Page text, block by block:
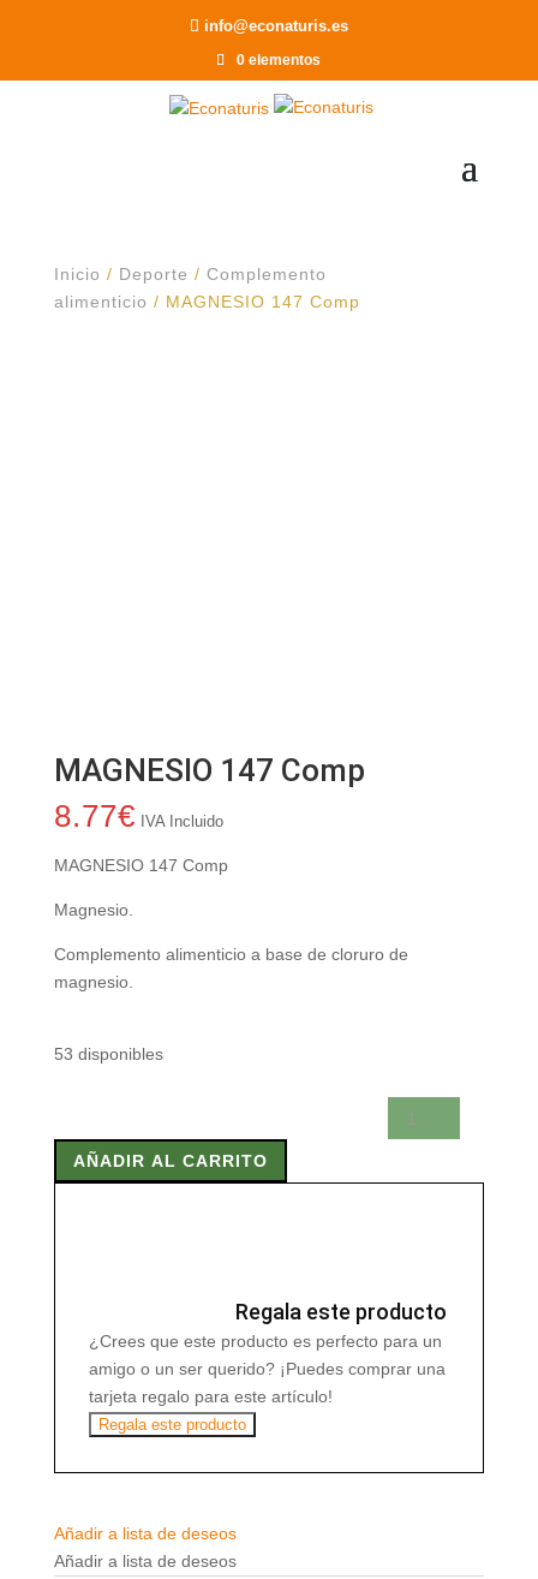
info@econaturis.es
0 elementos
Inicio / Deporte / Complemento
alimenticio / MAGNESIO 147 Comp
MAGNESIO 147 Comp
8.77€ IVA Incluido
MAGNESIO 147 Comp
Magnesio.
Complemento alimenticio a base de cloruro de
magnesio.
53 disponibles
147
Comp
AÑADIR AL CARRITO
Regala este producto
¿Crees que este producto es perfecto para un
amigo o un ser querido? ¡Puedes comprar una
tarjeta regalo para este artículo!
Regala este producto
Añadir a lista de deseos
Añadir a lista de deseos